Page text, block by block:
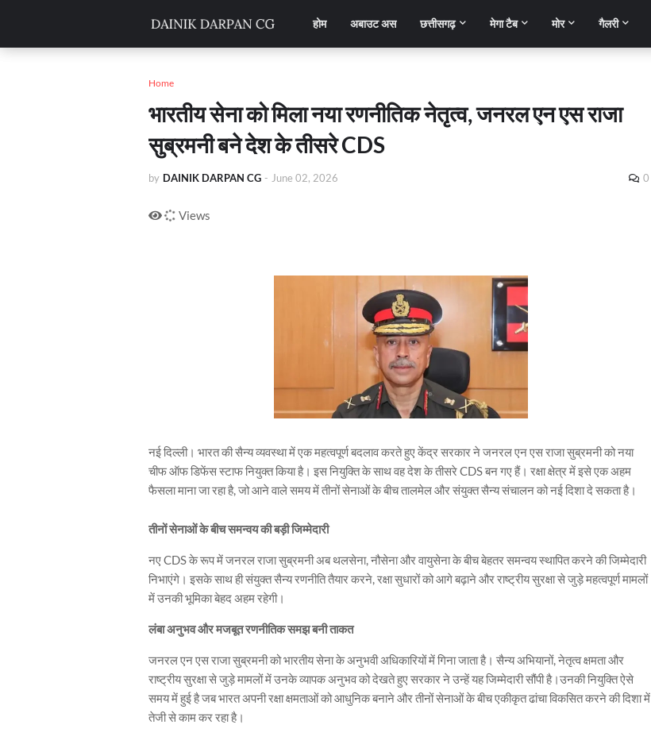
होम अबाउट अस छत्तीसगढ़ मेगा टैब मोर गैलरी
Home
भारतीय सेना को मिला नया रणनीतिक नेतृत्व, जनरल एन एस राजा
सुब्रमनी बने देश के तीसरे CDS
by DAINIK DARPAN CG - June 02, 2026 0
Views
नई दिल्ली। भारत की सैन्य व्यवस्था में एक महत्वपूर्ण बदलाव करते हुए केंद्र सरकार ने जनरल एन एस राजा सुब्रमनी को नया
चीफ ऑफ डिफेंस स्टाफ नियुक्त किया है। इस नियुक्ति के साथ वह देश के तीसरे CDS बन गए हैं। रक्षा क्षेत्र में इसे एक अहम
फैसला माना जा रहा है, जो आने वाले समय में तीनों सेनाओं के बीच तालमेल और संयुक्त सैन्य संचालन को नई दिशा दे सकता है।
तीनों सेनाओं के बीच समन्वय की बड़ी जिम्मेदारी
नए CDS के रूप में जनरल राजा सुब्रमनी अब थलसेना, नौसेना और वायुसेना के बीच बेहतर समन्वय स्थापित करने की जिम्मेदारी
निभाएंगे। इसके साथ ही संयुक्त सैन्य रणनीति तैयार करने, रक्षा सुधारों को आगे बढ़ाने और राष्ट्रीय सुरक्षा से जुड़े महत्वपूर्ण मामलों
में उनकी भूमिका बेहद अहम रहेगी।
लंबा अनुभव और मजबूत रणनीतिक समझ बनी ताकत
जनरल एन एस राजा सुब्रमनी को भारतीय सेना के अनुभवी अधिकारियों में गिना जाता है। सैन्य अभियानों, नेतृत्व क्षमता और
राष्ट्रीय सुरक्षा से जुड़े मामलों में उनके व्यापक अनुभव को देखते हुए सरकार ने उन्हें यह जिम्मेदारी सौंपी है।उनकी नियुक्ति ऐसे
समय में हुई है जब भारत अपनी रक्षा क्षमताओं को आधुनिक बनाने और तीनों सेनाओं के बीच एकीकृत ढांचा विकसित करने की दिशा में
तेजी से काम कर रहा है।